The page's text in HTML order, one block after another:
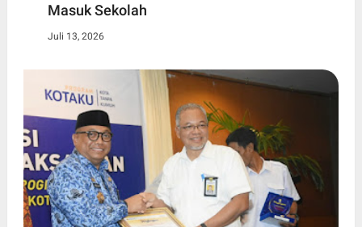
Masuk Sekolah
Juli 13, 2026